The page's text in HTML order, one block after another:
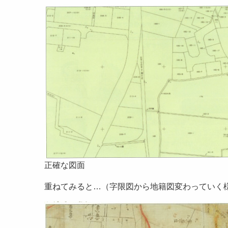
正確な図面
重ねてみると…（字限図から地籍図変わっていく